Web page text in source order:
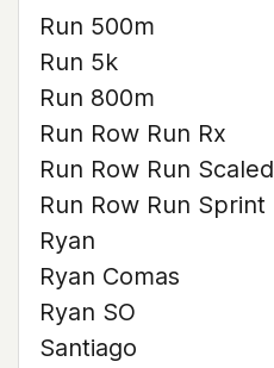
Run 500m
Run 5k
Run 800m
Run Row Run Rx
Run Row Run Scaled
Run Row Run Sprint
Ryan
Ryan Comas
Ryan SO
Santiago